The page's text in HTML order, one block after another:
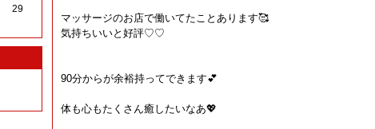
29
マッサージのお店で働いてたことあります🥰
気持ちいいと好評♡♡
90分からが余裕持ってできます💕
体も心もたくさん癒したいなあ💖